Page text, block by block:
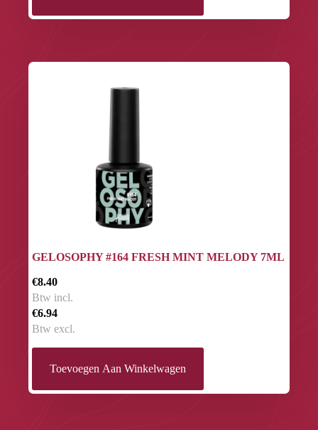
GELOSOPHY #164 FRESH MINT MELODY 7ML
€8.40
Btw incl.
€6.94
Btw excl.
Toevoegen Aan Winkelwagen